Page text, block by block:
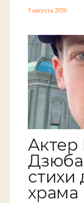
5 августа 2026
Дзюба
стихи